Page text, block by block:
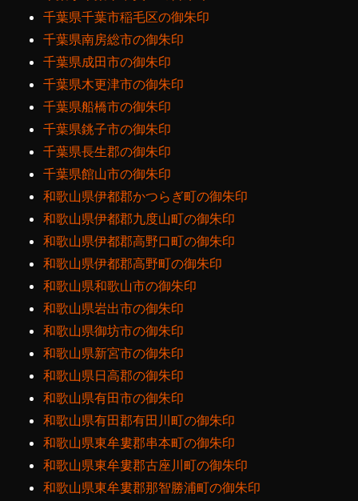
千葉県千葉市稲毛区の御朱印
千葉県南房総市の御朱印
千葉県成田市の御朱印
千葉県木更津市の御朱印
千葉県船橋市の御朱印
千葉県銚子市の御朱印
千葉県長生郡の御朱印
千葉県館山市の御朱印
和歌山県伊都郡かつらぎ町の御朱印
和歌山県伊都郡九度山町の御朱印
和歌山県伊都郡高野口町の御朱印
和歌山県伊都郡高野町の御朱印
和歌山県和歌山市の御朱印
和歌山県岩出市の御朱印
和歌山県御坊市の御朱印
和歌山県新宮市の御朱印
和歌山県日高郡の御朱印
和歌山県有田市の御朱印
和歌山県有田郡有田川町の御朱印
和歌山県東牟婁郡串本町の御朱印
和歌山県東牟婁郡古座川町の御朱印
和歌山県東牟婁郡那智勝浦町の御朱印